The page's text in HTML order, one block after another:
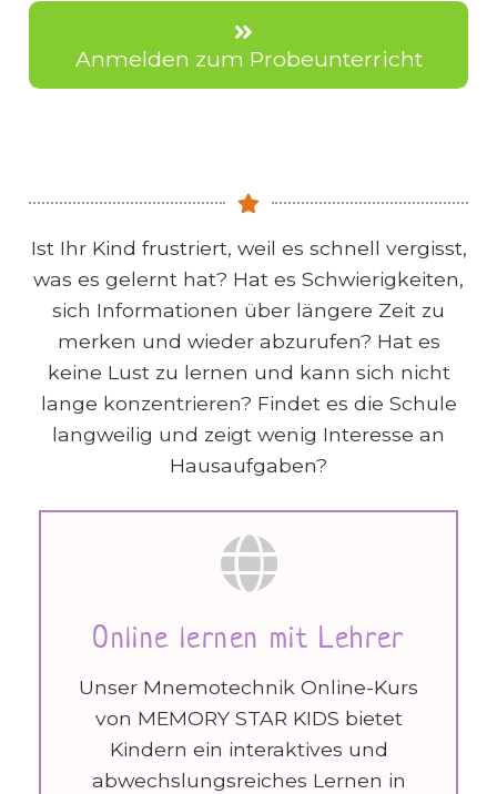
Anmelden zum Probeunterricht
Ist Ihr Kind frustriert, weil es schnell vergisst,
was es gelernt hat? Hat es Schwierigkeiten,
sich Informationen über längere Zeit zu
merken und wieder abzurufen? Hat es
keine Lust zu lernen und kann sich nicht
lange konzentrieren? Findet es die Schule
langweilig und zeigt wenig Interesse an
Hausaufgaben?
Online lernen mit Lehrer
Unser Mnemotechnik Online-Kurs
von MEMORY STAR KIDS bietet
Kindern ein interaktives und
abwechslungsreiches Lernen in